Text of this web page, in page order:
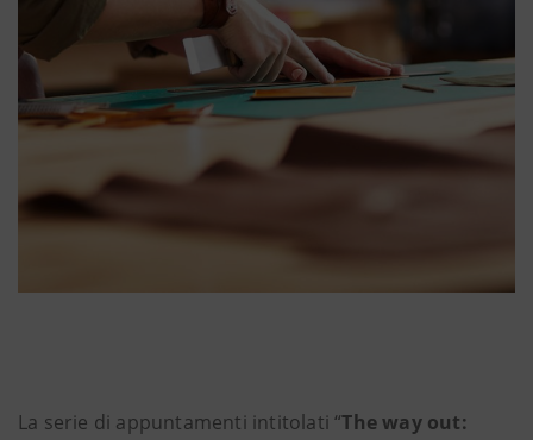
La serie di appuntamenti intitolati “The way out: